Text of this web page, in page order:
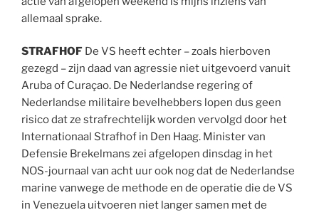
allemaal sprake.
STRAFHOF De VS heeft echter – zoals hierboven
gezegd – zijn daad van agressie niet uitgevoerd vanuit
Aruba of Curaçao. De Nederlandse regering of
Nederlandse militaire bevelhebbers lopen dus geen
risico dat ze strafrechtelijk worden vervolgd door het
Internationaal Strafhof in Den Haag. Minister van
Defensie Brekelmans zei afgelopen dinsdag in het
NOS-journaal van acht uur ook nog dat de Nederlandse
marine vanwege de methode en de operatie die de VS
in Venezuela uitvoeren niet langer samen met de